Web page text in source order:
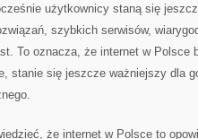
użytkownicy staną się
szybkich serwisów,
To oznacza, że internet w Polsce
stanie się jeszcze ważniejszy dla
że internet w Polsce to